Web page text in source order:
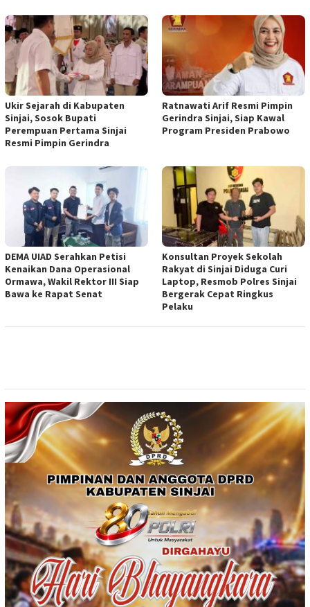
Ukir Sejarah di Kabupaten
Sinjai, Sosok Bupati
Perempuan Pertama Sinjai
Resmi Pimpin Gerindra
Ratnawati Arif Resmi Pimpin
Gerindra Sinjai, Siap Kawal
Program Presiden Prabowo
DEMA UIAD Serahkan Petisi
Kenaikan Dana Operasional
Ormawa, Wakil Rektor III Siap
Bawa ke Rapat Senat
Konsultan Proyek Sekolah
Rakyat di Sinjai Diduga Curi
Laptop, Resmob Polres Sinjai
Bergerak Cepat Ringkus
Pelaku